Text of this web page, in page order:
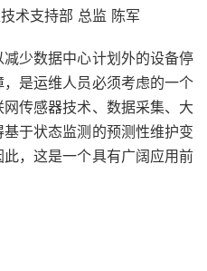
术支持部 总监 陈军
少数据中心计划外的设备停
是运维人员必须考虑的一个
传感器技术、数据采集、大
于状态监测的预测性维护变
，这是一个具有广阔应用前